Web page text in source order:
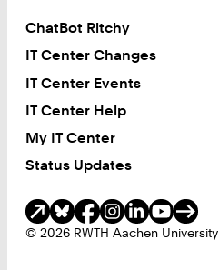
ChatBot Ritchy
IT Center Changes
IT Center Events
IT Center Help
My IT Center
Status Updates
© 2026 RWTH Aachen University
Social Media